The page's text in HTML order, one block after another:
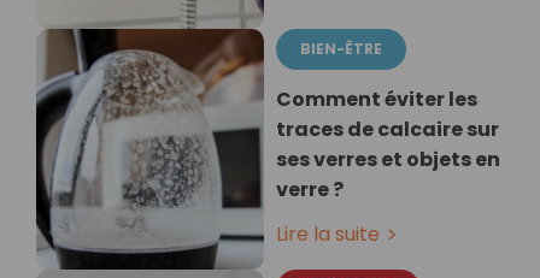
BIEN-ÊTRE
Comment éviter les
traces de calcaire sur
ses verres et objets en
verre ?
Lire la suite